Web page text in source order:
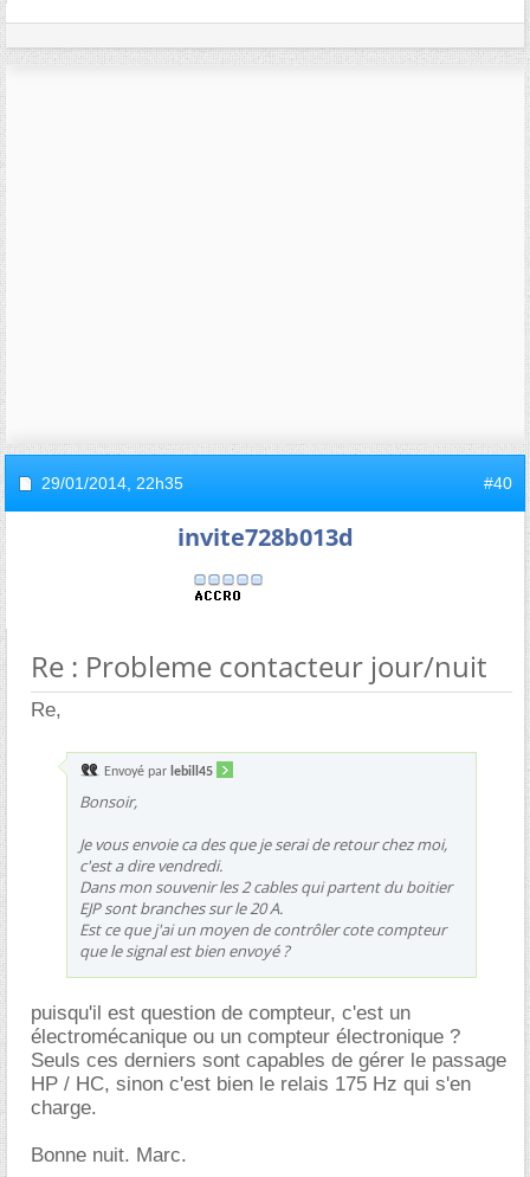
29/01/2014, 22h35 #40
invite728b013d
Re : Probleme contacteur jour/nuit
Re,
Envoyé par lebill45
Bonsoir,
Je vous envoie ca des que je serai de retour chez moi,
c'est a dire vendredi.
Dans mon souvenir les 2 cables qui partent du boitier
EJP sont branches sur le 20 A.
Est ce que j'ai un moyen de contrôler cote compteur
que le signal est bien envoyé ?
puisqu'il est question de compteur, c'est un
électromécanique ou un compteur électronique ?
Seuls ces derniers sont capables de gérer le passage
HP / HC, sinon c'est bien le relais 175 Hz qui s'en
charge.
Bonne nuit. Marc.